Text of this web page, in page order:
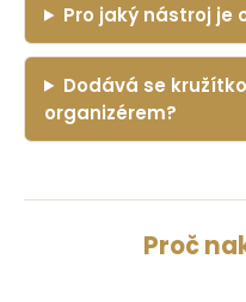
Pro jaký nástroj je
Dodává se
organizérem?
Proč